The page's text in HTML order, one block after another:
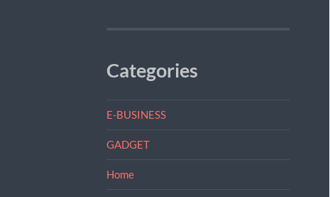
Categories
E-BUSINESS
GADGET
Home